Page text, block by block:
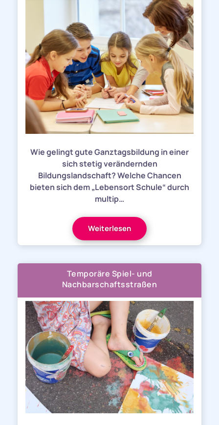
Wie gelingt gute Ganztagsbildung in einer
sich stetig verändernden
Bildungslandschaft? Welche Chancen
bieten sich dem „Lebensort Schule“ durch
multip…
Weiterlesen
Temporäre Spiel- und
Nachbarschaftsstraßen